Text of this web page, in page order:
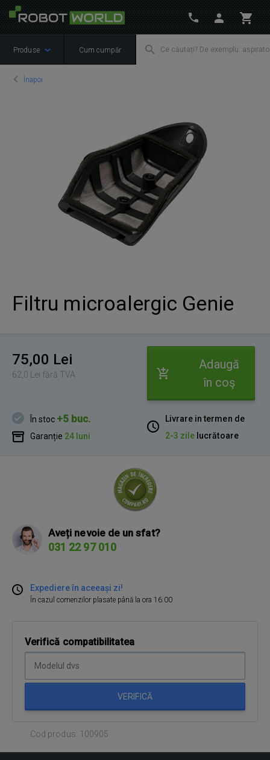
Produse Cum cumpăr
Înapoi
Filtru microalergic Genie
75,00 Lei
62,0 Lei fără TVA
Adaugă
în coş
În stoc +5 buc.
Garanție 24 luni
Livrare in termen de
2-3 zile lucrătoare
Aveți nevoie de un sfat?
031 22 97 010
Expediere în aceeași zi!
În cazul comenzilor plasate până la ora 16:00
Verifică compatibilitatea
VERIFICĂ
Cod produs: 100905